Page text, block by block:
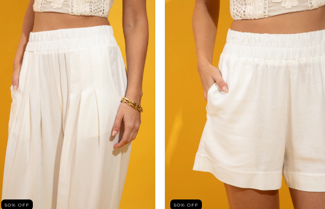
50% OFF 50%OFF